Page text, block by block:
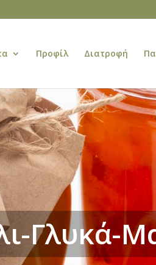
Προφίλ Διατροφή
Γλυκά-